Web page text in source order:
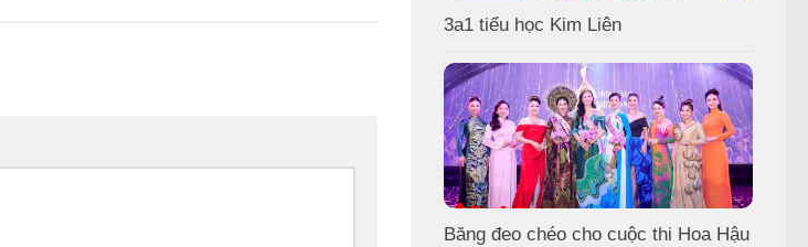
3a1 tiểu học Kim Liên
Băng đeo chéo cho cuộc thi Hoa Hậu